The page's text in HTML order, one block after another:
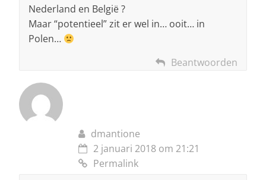
Nederland en België ?
Maar “potentieel” zit er wel in… ooit… in
Polen…
Beantwoorden
dmantione
2 januari 2018 om 21:21
Permalink